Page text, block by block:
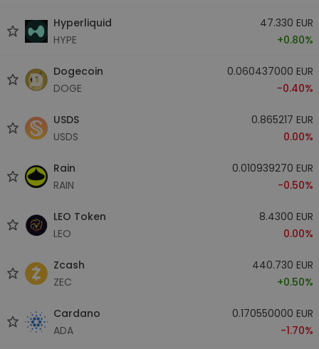
Hyperliquid
HYPE
47.330 EUR
+0.80%
Dogecoin
DOGE
0.060437000 EUR
-0.40%
USDS
USDS
0.865217 EUR
0.00%
Rain
RAIN
0.010939270 EUR
-0.50%
LEO Token
LEO
8.4300 EUR
0.00%
Zcash
ZEC
440.730 EUR
+0.50%
Cardano
ADA
0.170550000 EUR
-1.70%